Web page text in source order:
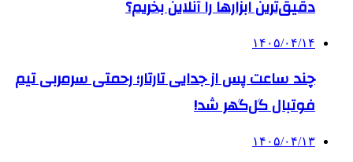
دقیق‌ترین ابزارها را آنلاین بخریم؟
۱۴۰۵/۰۴/۱۴
چند ساعت پس از جدایی تارتار؛ رحمتی سرمربی تیم
فوتبال گل‌گهر شد!
۱۴۰۵/۰۴/۱۳